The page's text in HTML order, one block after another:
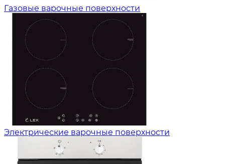
Газовые варочные поверхности
Электрические варочные поверхности